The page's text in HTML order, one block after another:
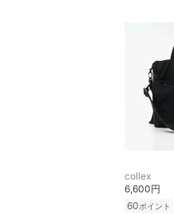
collex
6,600円
60ポイント